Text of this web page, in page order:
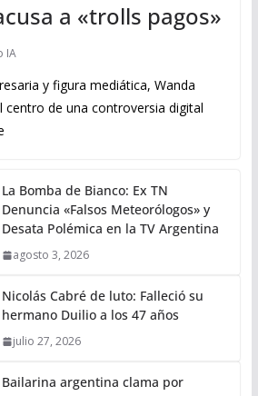
a «trolls pagos»
IA
y figura mediática, Wanda
centro de una controversia digital
La Bomba de Bianco: Ex TN
Denuncia «Falsos Meteorólogos» y
Desata Polémica en la TV Argentina
agosto 3, 2026
Nicolás Cabré de luto: Falleció su
hermano Duilio a los 47 años
julio 27, 2026
Bailarina argentina clama por